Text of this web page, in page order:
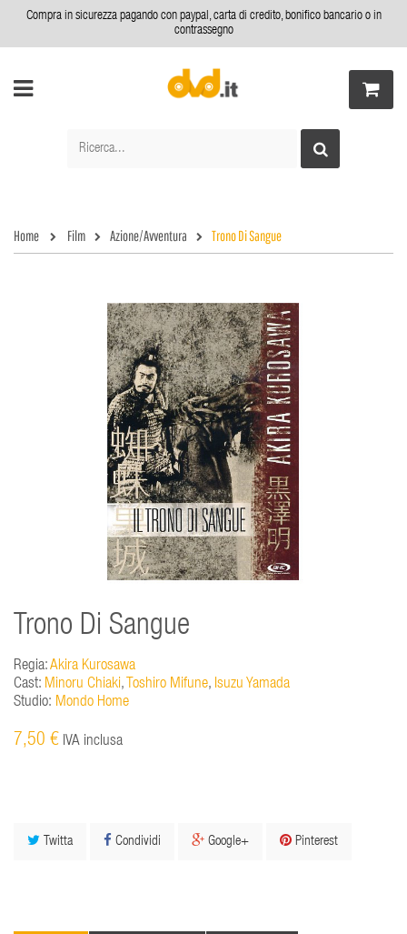
Compra in sicurezza pagando con paypal, carta di credito, bonifico bancario o in
contrassegno
Home Film Azione/Avventura Trono Di Sangue
Trono Di Sangue
Regia:Akira Kurosawa
Cast: Minoru Chiaki, Toshiro Mifune, Isuzu Yamada
Studio: Mondo Home
7,50 € IVA inclusa
Twitta Condividi Google+ Pinterest